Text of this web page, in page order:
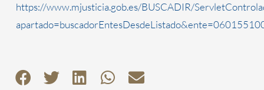
https://www.mjusticia.gob.es/BUSCADIR/